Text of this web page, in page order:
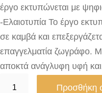
έργο εκτυπώνεται με
-Ελαιοτυπία Το έργο
σε καμβά και
επαγγελματία ζωγράφο.
αποκτά ανάγλυφη υφή
Προσθήκη